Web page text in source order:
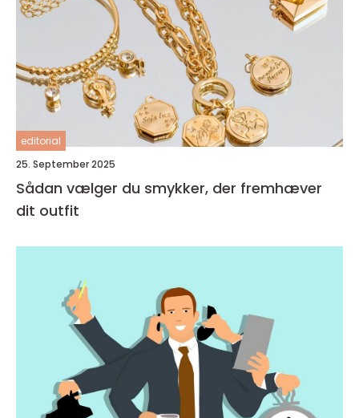
editorial
25. September 2025
Sådan vælger du smykker, der fremhæver
dit outfit